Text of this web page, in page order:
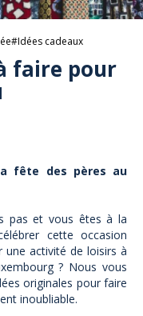
#Idées cadeaux
faire pour
fête des pères au
pas et vous êtes à la
cette occasion
une activité de loisirs à
? Nous vous
originales pour faire
inoubliable.